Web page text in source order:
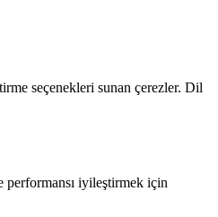
seçenekleri sunan çerezler. Dil
performansı iyileştirmek için